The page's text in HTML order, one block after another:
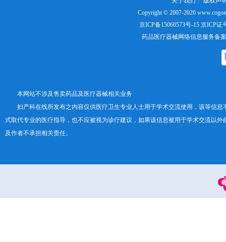
Copyright © 2007-2026
京ICP备15060573号-15京ICP证
药品医疗器械网络信息服务备
本网站不涉及售卖药品及医疗器械相关业务
妇产科在线所发布之内容仅供医疗卫生专业人士用于学术交流使用，该等信息
式取代专业的医疗指导，也不应被视为诊疗建议，如果该信息被用于学术交流以外
及作者不承担相关责任。